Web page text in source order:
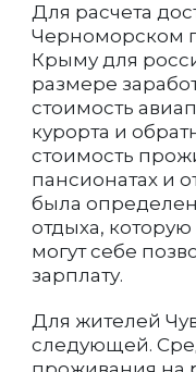
Для расчета
Черноморском
Крыму для
размере
стоимость
курорта и
стоимость
пансионатах и
была
отдыха,
могут себе
зарплату.
Для жителей
следующей.